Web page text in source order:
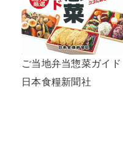
ご当地弁当惣菜ガイド
日本食糧新聞社